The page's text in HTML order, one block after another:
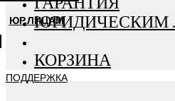
ЮР.ЛИЦАМ
ПОДДЕРЖКА
ЮРИДИЧЕСКИМ
КОРЗИНА